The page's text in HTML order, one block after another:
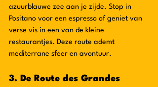
azuurblauwe zee aan je zijde. Stop in
Positano voor een espresso of geniet van
verse vis in een van de kleine
restaurantjes. Deze route ademt
mediterrane sfeer en avontuur.
3. De Route des Grandes